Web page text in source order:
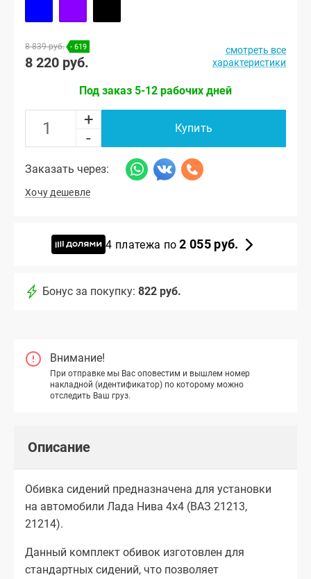
8 839 руб. - 619
8 220 руб.
смотреть все
характеристики
Под заказ 5-12 рабочих дней
+
-
Купить
Заказать через:
Хочу дешевле
4 платежа по2 055 руб.
Бонус за покупку: 822 руб.
Внимание!
При отправке мы Вас оповестим и вышлем номер
накладной (идентификатор) по которому можно
отследить Ваш груз.
Описание
Обивка сидений предназначена для установки
на автомобили Лада Нива 4х4 (ВАЗ 21213,
21214).
Данный комплект обивок изготовлен для
стандартных сидений, что позволяет